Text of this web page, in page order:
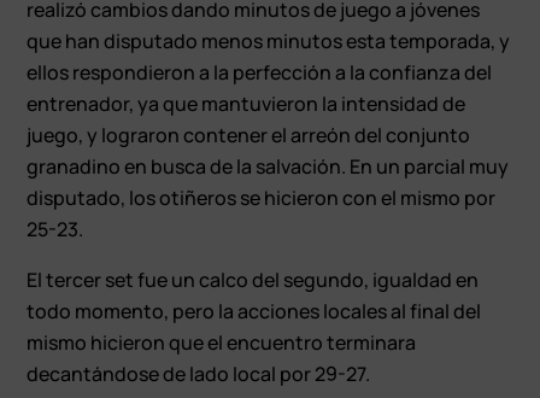
realizó cambios dando minutos de juego a jóvenes
que han disputado menos minutos esta temporada, y
ellos respondieron a la perfección a la confianza del
entrenador, ya que mantuvieron la intensidad de
juego, y lograron contener el arreón del conjunto
granadino en busca de la salvación. En un parcial muy
disputado, los otiñeros se hicieron con el mismo por
25-23.
El tercer set fue un calco del segundo, igualdad en
todo momento, pero la acciones locales al final del
mismo hicieron que el encuentro terminara
decantándose de lado local por 29-27.